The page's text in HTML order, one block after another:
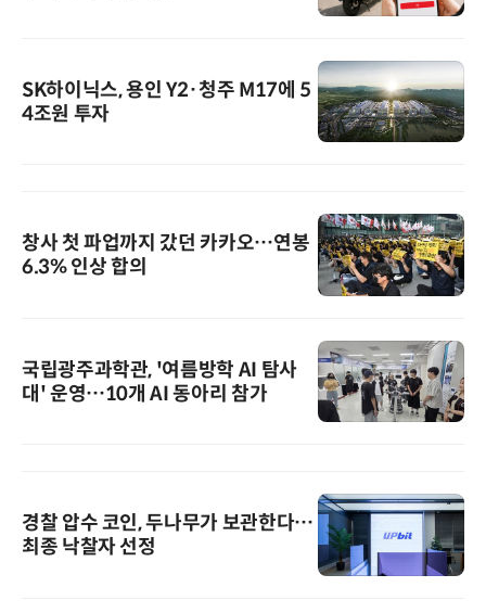
SK하이닉스, 용인 Y2·청주 M17에 5
4조원 투자
창사 첫 파업까지 갔던 카카오…연봉
6.3% 인상 합의
국립광주과학관, '여름방학 AI 탐사
대' 운영…10개 AI 동아리 참가
경찰 압수 코인, 두나무가 보관한다…
최종 낙찰자 선정